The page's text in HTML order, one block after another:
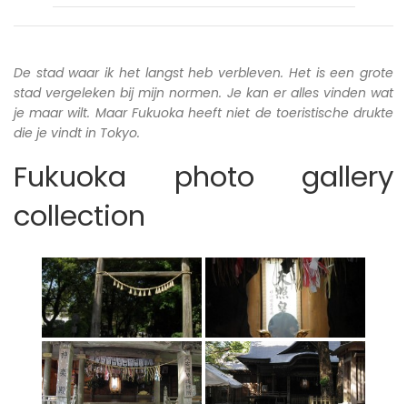
De stad waar ik het langst heb verbleven. Het is een grote
stad vergeleken bij mijn normen. Je kan er alles vinden wat
je maar wilt. Maar Fukuoka heeft niet de toeristische drukte
die je vindt in Tokyo.
Fukuoka photo gallery
collection